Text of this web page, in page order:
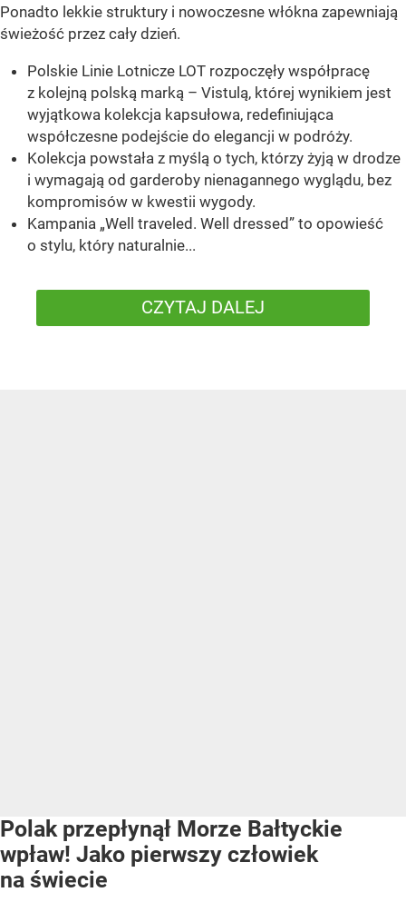
Ponadto lekkie struktury i nowoczesne włókna zapewniają
świeżość przez cały dzień.
Polskie Linie Lotnicze LOT rozpoczęły współpracę
z kolejną polską marką – Vistulą, której wynikiem jest
wyjątkowa kolekcja kapsułowa, redefiniująca
współczesne podejście do elegancji w podróży.
Kolekcja powstała z myślą o tych, którzy żyją w drodze
i wymagają od garderoby nienagannego wyglądu, bez
kompromisów w kwestii wygody.
Kampania „Well traveled. Well dressed” to opowieść
o stylu, który naturalnie...
CZYTAJ DALEJ
Polak przepłynął Morze Bałtyckie
wpław! Jako pierwszy człowiek
na świecie